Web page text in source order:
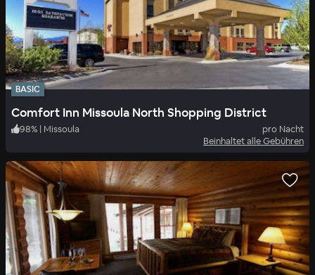
BASIC
Comfort Inn Missoula North Shopping District
98% | Missoula
pro Nacht
Beinhaltet alle Gebühren